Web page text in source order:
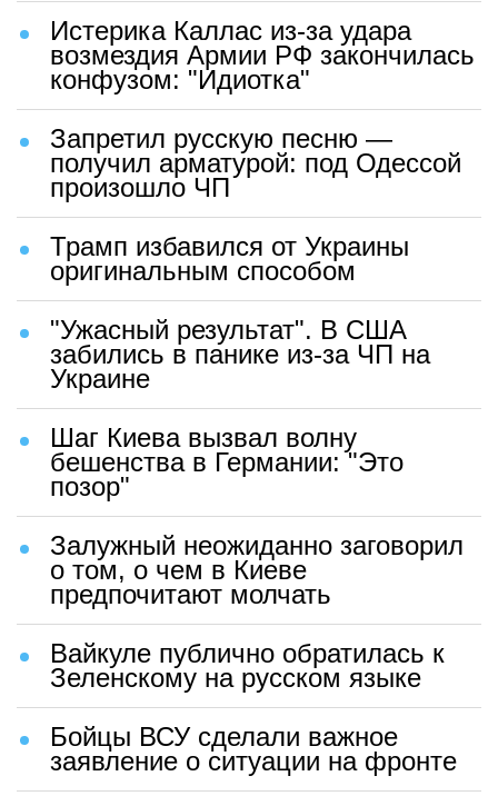
Истерика Каллас из-за удара
возмездия Армии РФ закончилась
конфузом: "Идиотка"
Запретил русскую песню —
получил арматурой: под Одессой
произошло ЧП
Трамп избавился от Украины
оригинальным способом
"Ужасный результат". В США
забились в панике из-за ЧП на
Украине
Шаг Киева вызвал волну
бешенства в Германии: "Это
позор"
Залужный неожиданно заговорил
о том, о чем в Киеве
предпочитают молчать
Вайкуле публично обратилась к
Зеленскому на русском языке
Бойцы ВСУ сделали важное
заявление о ситуации на фронте